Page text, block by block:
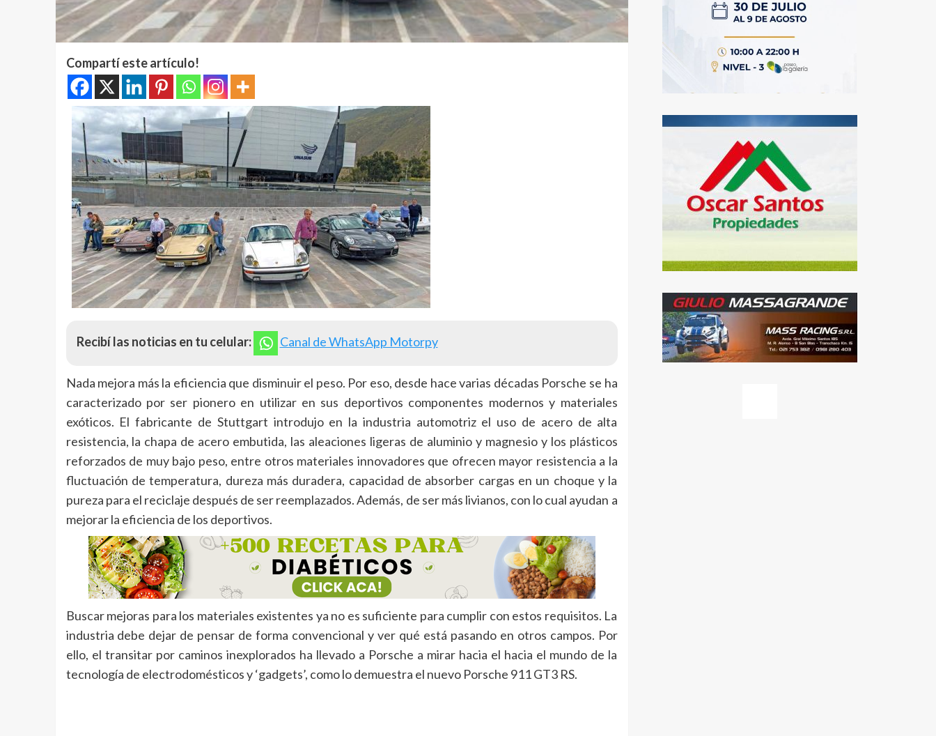
Compartí este artículo!
Recibí las noticias en tu celular: Canal de WhatsApp Motorpy
Nada mejora más la eficiencia que disminuir el peso. Por eso, desde hace varias décadas Porsche se ha
caracterizado por ser pionero en utilizar en sus deportivos componentes modernos y materiales
exóticos. El fabricante de Stuttgart introdujo en la industria automotriz el uso de acero de alta
resistencia, la chapa de acero embutida, las aleaciones ligeras de aluminio y magnesio y los plásticos
reforzados de muy bajo peso, entre otros materiales innovadores que ofrecen mayor resistencia a la
fluctuación de temperatura, dureza más duradera, capacidad de absorber cargas en un choque y la
pureza para el reciclaje después de ser reemplazados. Además, de ser más livianos, con lo cual ayudan a
mejorar la eficiencia de los deportivos.
Buscar mejoras para los materiales existentes ya no es suficiente para cumplir con estos requisitos. La
industria debe dejar de pensar de forma convencional y ver qué está pasando en otros campos. Por
ello, el transitar por caminos inexplorados ha llevado a Porsche a mirar hacia el hacia el mundo de la
tecnología de electrodomésticos y ‘gadgets’, como lo demuestra el nuevo Porsche 911 GT3 RS.